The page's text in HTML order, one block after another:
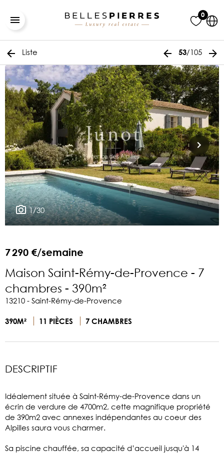
0
Liste 53/105
1/30
7 290 €/semaine
Maison Saint-Rémy-de-Provence - 7
chambres - 390m²
13210 - Saint-Rémy-de-Provence
390M² 11 PIÈCES 7 CHAMBRES
DESCRIPTIF
Idéalement située à Saint-Rémy-de-Provence dans un
écrin de verdure de 4700m2, cette magnifique propriété
de 390m2 avec annexes indépendantes au coeur des
Alpilles saura vous charmer.
Sa piscine chauffée, sa capacité d’accueil jusqu'à 14